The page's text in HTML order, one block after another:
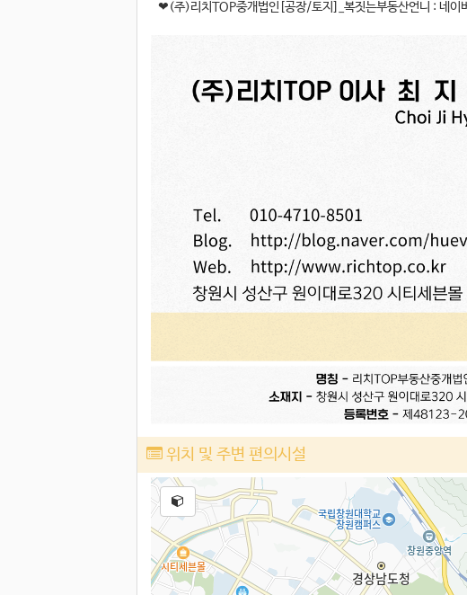
❤(주)리치TOP중개법인[공장/토지]_복짓는부동산언니 : 네이
위치 및 주변 편의시설